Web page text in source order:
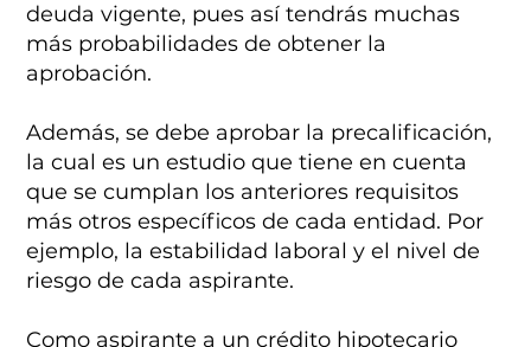
deuda vigente, pues así tendrás muchas
más probabilidades de obtener la
aprobación.
Además, se debe aprobar la precalificación,
la cual es un estudio que tiene en cuenta
que se cumplan los anteriores requisitos
más otros específicos de cada entidad. Por
ejemplo, la estabilidad laboral y el nivel de
riesgo de cada aspirante.
Como aspirante a un crédito hipotecario